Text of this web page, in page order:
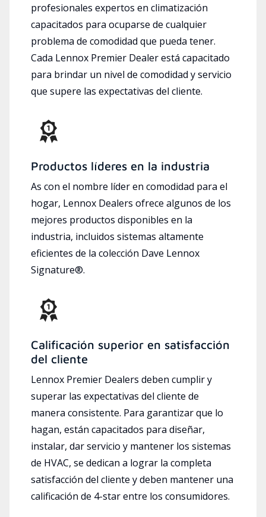
profesionales expertos en climatización
capacitados para ocuparse de cualquier
problema de comodidad que pueda tener.
Cada Lennox Premier Dealer está capacitado
para brindar un nivel de comodidad y servicio
que supere las expectativas del cliente.
Productos líderes en la industria
As con el nombre líder en comodidad para el
hogar, Lennox Dealers ofrece algunos de los
mejores productos disponibles en la
industria, incluidos sistemas altamente
eficientes de la colección Dave Lennox
Signature®.
Calificación superior en satisfacción
del cliente
Lennox Premier Dealers deben cumplir y
superar las expectativas del cliente de
manera consistente. Para garantizar que lo
hagan, están capacitados para diseñar,
instalar, dar servicio y mantener los sistemas
de HVAC, se dedican a lograr la completa
satisfacción del cliente y deben mantener una
calificación de 4-star entre los consumidores.